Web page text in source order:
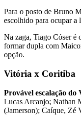
Para o posto de Bruno
escolhido para ocupar a
Na zaga, Tiago Cóser é
formar dupla com
opção.
Vitória x Coritiba
Provável escalação do
Lucas Arcanjo; Nathan
(Jamerson); Caíque,